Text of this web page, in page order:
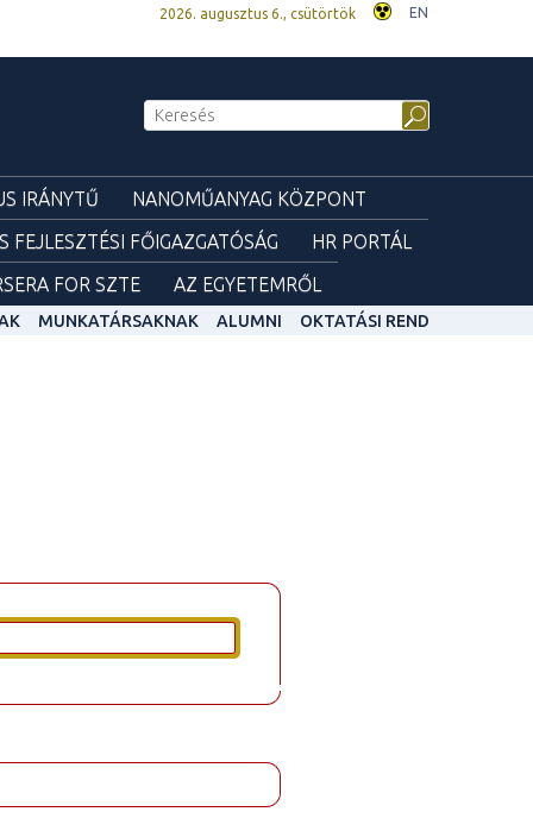
2026. augusztus 6., csütörtök EN
IRÁNYTŰ
NANOMŰANYAG KÖZPONT
FEJLESZTÉSI FŐIGAZGATÓSÁG
HR PORTÁL
FOR SZTE AZ EGYETEMRŐL
MUNKATÁRSAKNAK ALUMNI OKTATÁSI REND